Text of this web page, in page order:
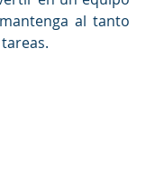
al tanto